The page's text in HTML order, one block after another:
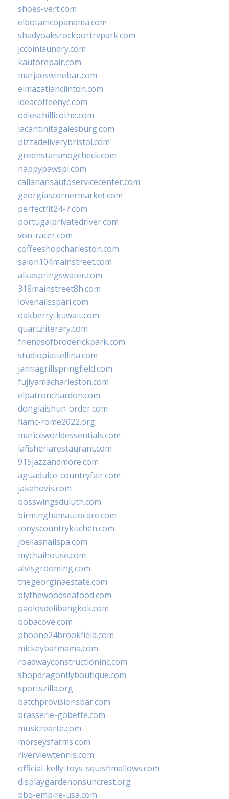
shoes-vert.com
elbotanicopanama.com
shadyoaksrockportrvpark.com
jccoinlaundry.com
kautorepair.com
marjaeswinebar.com
elmazatlanclinton.com
ideacoffeenyc.com
odieschillicothe.com
lacantinitagalesburg.com
pizzadeliverybristol.com
greenstarsmogcheck.com
happypawspl.com
callahansautoservicecenter.com
georgiascornermarket.com
perfectfit24-7.com
portugalprivatedriver.com
von-racer.com
coffeeshopcharleston.com
salon104mainstreet.com
alkaspringswater.com
318mainstreet8h.com
lovenailsspari.com
oakberry-kuwait.com
quartzliterary.com
friendsofbroderickpark.com
studiopiattellina.com
jannagrillspringfield.com
fujiyamacharleston.com
elpatronchardon.com
donglaishun-order.com
fiamc-rome2022.org
mariceworldessentials.com
lafisheriarestaurant.com
915jazzandmore.com
aguadulce-countryfair.com
jakehovis.com
bosswingsduluth.com
birminghamautocare.com
tonyscountrykitchen.com
jbellasnailspa.com
mychaihouse.com
alvisgrooming.com
thegeorginaestate.com
blythewoodseafood.com
paolosdelibangkok.com
bobacove.com
phoone24brookfield.com
mickeybarmama.com
roadwayconstructioninc.com
shopdragonflyboutique.com
sportszilla.org
batchprovisionsbar.com
brasserie-gobette.com
musicrearte.com
morseysfarms.com
riverviewtennis.com
official-kelly-toys-squishmallows.com
displaygardenonsuncrest.org
bbq-empire-usa.com